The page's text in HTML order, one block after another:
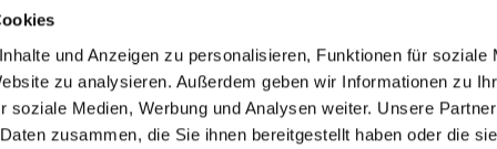
und Anzeigen zu personalisieren, Funktionen für soziale
zu analysieren. Außerdem geben wir Informationen zu
soziale Medien, Werbung und Analysen weiter. Unsere
zusammen, die Sie ihnen bereitgestellt haben oder die